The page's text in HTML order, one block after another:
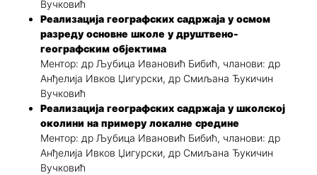
Вучковић
Реализација географских садржаја у осмом
разреду основне школе у друштвено-
географским објектима
Ментор: др Љубица Ивановић Бибић, чланови: др
Анђелија Ивков Џигурски, др Смиљана Ђукичин
Вучковић
Реализација географских садржаја у школској
околини на примеру локалне средине
Ментор: др Љубица Ивановић Бибић, чланови: др
Анђелија Ивков Џигурски, др Смиљана Ђукичин
Вучковић